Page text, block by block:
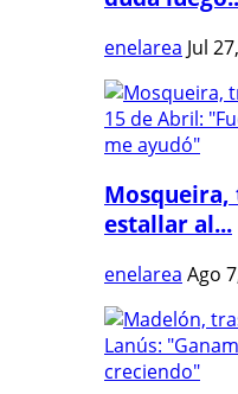
enelarea Jul
Mosqueira,
estallar al...
enelarea Ago